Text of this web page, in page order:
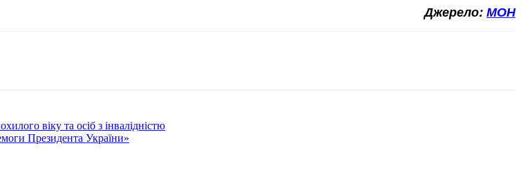
Джерело:МОН
віку та осіб з інвалідністю
Президента України»